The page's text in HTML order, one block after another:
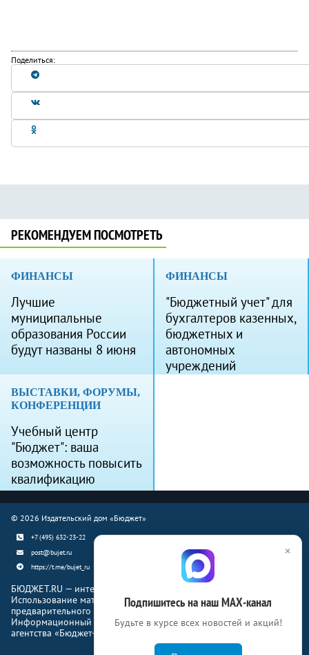
Поделиться:
РЕКОМЕНДУЕМ ПОСМОТРЕТЬ
ФИНАНСЫ
Лучшие
муниципальные
образования России
будут названы 8 июня
ФИНАНСЫ
"Бюджетный учет" для
бухгалтеров казенных,
бюджетных и
автономных
учреждений
ВЫСТАВКИ, ФОРУМЫ,
КОНФЕРЕНЦИИ
Учебный центр
"Бюджет": ваша
возможность повысить
квалификацию
© 2026 Издательский дом «Бюджет»
+7 (495) 632-23-22
post@bujet.ru
https://t.me/bujet_ru
БЮДЖЕТ.RU — интернет-издание о финансовой жизни страны.
Использование материалов Бюджет.ru разрешено только с
предварительного письменного согласия правообладателей.
Информационный продукт «Журнал Бюджет» информационного
агентства «Бюджет-Медиа»
×
Подпишитесь на наш МАХ-канал
Будьте в курсе всех новостей и акций!